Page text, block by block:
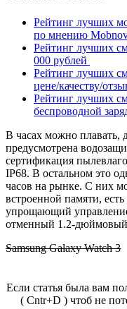
Рейтинг лучших
по мнению
Рейтинг лучших
000 рублей
Рейтинг лучших
цене/качеству/
Рейтинг лучших
беспроводной
В часах можно плавать,
предусмотрена
сертификация
IP68. В остальном это
часов на рынке. С них
встроенной памяти,
упрощающий
отменный 1.2-
Samsung Galaxy Watch 3
Если статья была вам
( Cntr+D ) чтоб не